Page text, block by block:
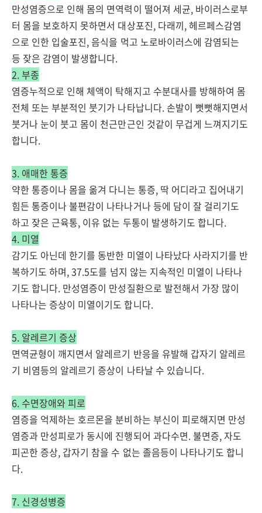
만성염증으로 인해 몸의 면역력이 떨어져 세균, 바이러스로부
터 몸을 보호하지 못하면서 대상포진, 다래끼, 헤르페스감염
으로 인한 입술포진, 음식을 먹고 노로바이러스에 감염되는
등 잦은 감염이 발생합니다.
2. 부종
염증누적으로 인해 체액이 탁해지고 수분대사를 방해하여 몸
전체 또는 부분적인 붓기가 나타납니다. 손발이 뻣뻣해지면서
붓거나 눈이 붓고 몸이 천근만근인 것같이 무겁게 느껴지기도
합니다.
3. 애매한 통증
약한 통증이나 몸을 옮겨 다니는 통증, 딱 어디라고 집어내기
힘든 통증이나 불편감이 나타나거나 등에 담이 잘 걸리기도
하고 잦은 근육통, 이유 없는 두통이 발생하기도 합니다.
4. 미열
감기도 아닌데 한기를 동반한 미열이 나타났다 사라지기를 반
복하기도 하며, 37.5도를 넘지 않는 지속적인 미열이 나타나
기도 합니다. 만성염증이 만성질환으로 발전해서 가장 많이
나타나는 증상이 미열이기도 합니다.
5. 알레르기 증상
면역균형이 깨지면서 알레르기 반응을 유발해 갑자기 알레르
기 비염등의 알레르기 증상이 나타날 수 있습니다.
6. 수면장애와 피로
염증을 억제하는 호르몬을 분비하는 부신이 피로해지면 만성
염증과 만성피로가 동시에 진행되어 과다수면. 불면증, 자도
피곤한 증상, 갑자기 참을 수 없는 졸음등이 나타나기도 합니
다.
7. 신경성병증